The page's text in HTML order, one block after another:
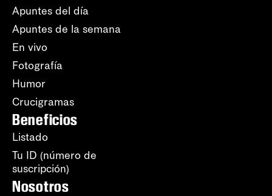
Apuntes del día
Apuntes de la semana
En vivo
Fotografía
Humor
Crucigramas
Beneficios
Listado
Tu ID (número de
suscripción)
Nosotros